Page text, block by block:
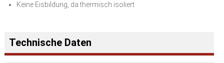
Keine Eisbildung, da thermisch isoliert
Technische Daten